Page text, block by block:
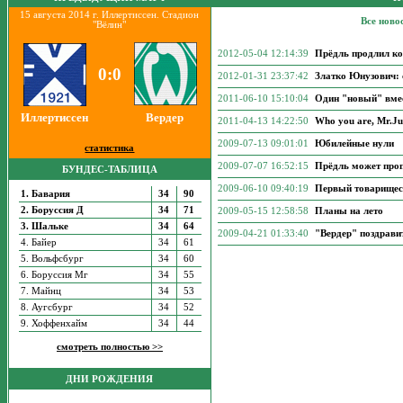
15 августа 2014 г. Иллертиссен. Стадион
"Вёлин"
0:0
Иллертиссен Вердер
статистика
БУНДЕС-ТАБЛИЦА
1. Бавария 34
90
2. Боруссия Д
34
71
3. Шальке
34
64
4. Байер
34
61
5. Вольфсбург
34
60
6. Боруссия Мг
34
55
7. Майнц
34
53
8. Аугсбург
34
52
9. Хоффенхайм
34 44
смотреть полностью >>
ДНИ РОЖДЕНИЯ
Все
2012-05-04 12:14:39 Прёдль продлил
2012-01-31 23:37:42 Златко Юнузович:
2011-06-10 15:10:04 Один "новый"
2011-04-13 14:22:50 Who you are,
2009-07-13 09:01:01 Юбилейные нули
2009-07-07 16:52:15 Прёдль может
2009-06-10 09:40:19 Первый
2009-05-15 12:58:58 Планы на лето
2009-04-21 01:33:40 "Вердер"